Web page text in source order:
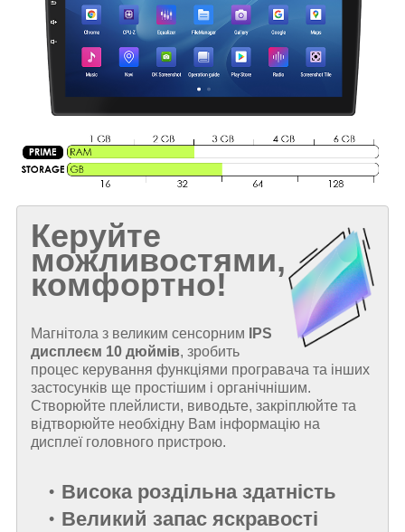
Керуйте
можливостями,
комфортно!
Магнітола з великим сенсорним
IPS
дисплеєм 10 дюймів, зробить
процес керування функціями програвача та інших
застосунків ще простішим і органічнішим.
Створюйте плейлисти, виводьте, закріплюйте та
відтворюйте необхідну Вам інформацію на
дисплеї головного пристрою.
Висока роздільна здатність
Великий запас яскравості